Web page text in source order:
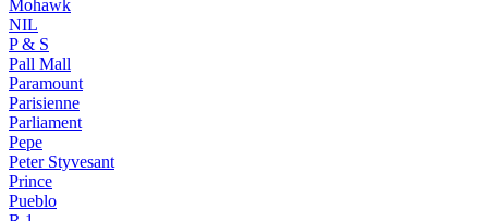
Mohawk
NIL
P & S
Pall Mall
Paramount
Parisienne
Parliament
Pepe
Peter Styvesant
Prince
Pueblo